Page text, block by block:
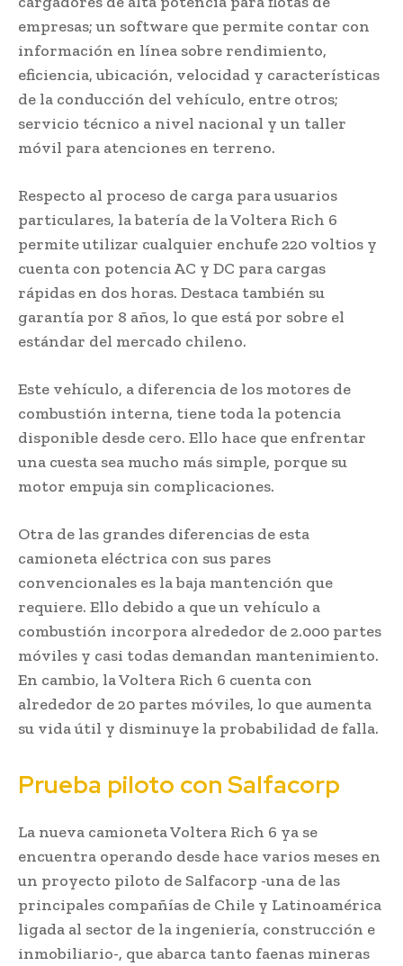
empresas; un software que permite contar con
información en línea sobre rendimiento,
eficiencia, ubicación, velocidad y características
de la conducción del vehículo, entre otros;
servicio técnico a nivel nacional y un taller
móvil para atenciones en terreno.
Respecto al proceso de carga para usuarios
particulares, la batería de la Voltera Rich 6
permite utilizar cualquier enchufe 220 voltios y
cuenta con potencia AC y DC para cargas
rápidas en dos horas. Destaca también su
garantía por 8 años, lo que está por sobre el
estándar del mercado chileno.
Este vehículo, a diferencia de los motores de
combustión interna, tiene toda la potencia
disponible desde cero. Ello hace que enfrentar
una cuesta sea mucho más simple, porque su
motor empuja sin complicaciones.
Otra de las grandes diferencias de esta
camioneta eléctrica con sus pares
convencionales es la baja mantención que
requiere. Ello debido a que un vehículo a
combustión incorpora alrededor de 2.000 partes
móviles y casi todas demandan mantenimiento.
En cambio, la Voltera Rich 6 cuenta con
alrededor de 20 partes móviles, lo que aumenta
su vida útil y disminuye la probabilidad de falla.
Prueba piloto con Salfacorp
La nueva camioneta Voltera Rich 6 ya se
encuentra operando desde hace varios meses en
un proyecto piloto de Salfacorp -una de las
principales compañías de Chile y Latinoamérica
ligada al sector de la ingeniería, construcción e
inmobiliario-, que abarca tanto faenas mineras